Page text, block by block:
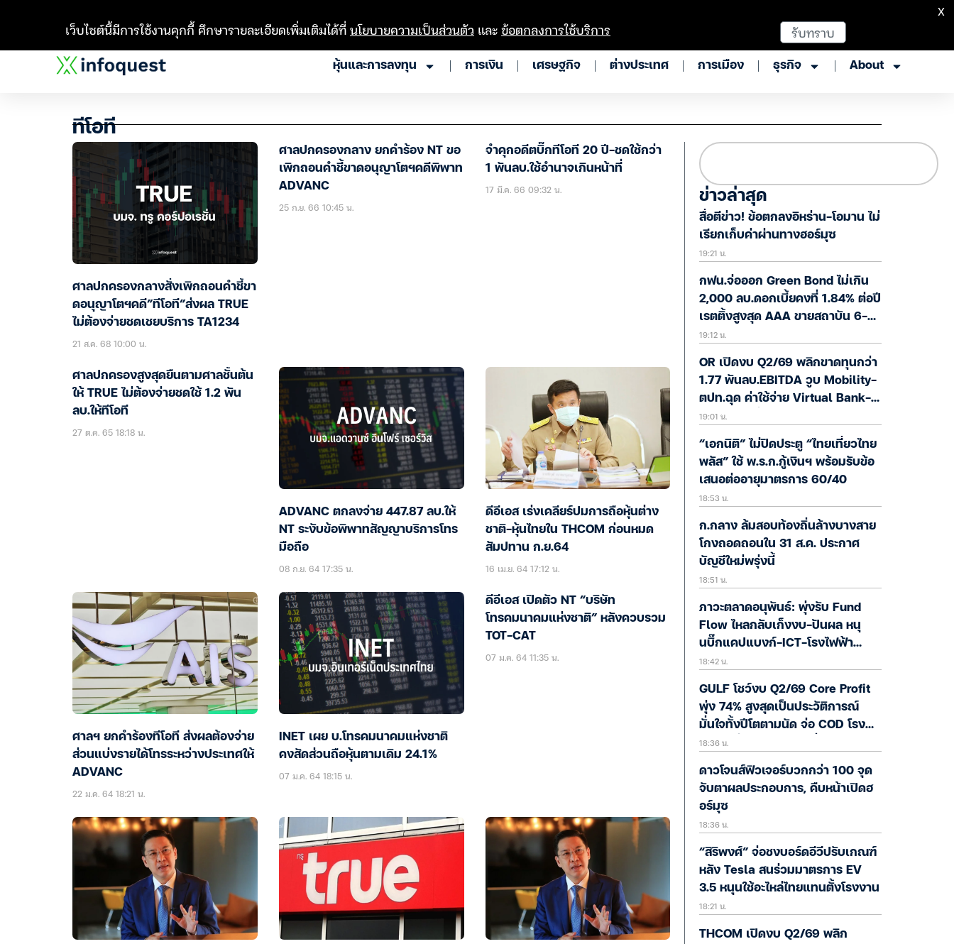
หุ้นและการลงทุน การเงิน เศรษฐกิจ ต่างประเทศ การเมือง ธุรกิจ About
ทีโอที
ศาลปกครองกลางสั่งเพิกถอนคำชี้ขา
ดอนุญาโตฯคดี”ทีโอที”ส่งผล TRUE
ไม่ต้องจ่ายชดเชยบริการ TA1234
21 ส.ค. 68 10:00 น.
ศาลปกครองกลาง ยกคำร้อง NT ขอ
เพิกถอนคำชี้ขาดอนุญาโตฯคดีพิพาท
ADVANC
25 ก.ย. 66 10:45 น.
จำคุกอดีตบิ๊กทีโอที 20 ปี-ชดใช้กว่า
1 พันลบ.ใช้อำนาจเกินหน้าที่
17 มี.ค. 66 09:32 น.
ศาลปกครองสูงสุดยืนตามศาลชั้นต้น
ให้ TRUE ไม่ต้องจ่ายชดใช้ 1.2 พัน
ลบ.ให้ทีโอที
27 ต.ค. 65 18:18 น.
ADVANC ตกลงจ่าย 447.87 ลบ.ให้
NT ระงับข้อพิพาทสัญญาบริการโทร
มือถือ
08 ก.ย. 64 17:35 น.
ดีอีเอส เร่งเคลียร์ปมการถือหุ้นต่าง
ชาติ-หุ้นไทยใน THCOM ก่อนหมด
สัมปทาน ก.ย.64
16 เม.ย. 64 17:12 น.
ศาลฯ ยกคำร้องทีโอที ส่งผลต้องจ่าย
ส่วนแบ่งรายได้โทรระหว่างประเทศให้
ADVANC
22 ม.ค. 64 18:21 น.
INET เผย บ.โทรคมนาคมแห่งชาติ
คงสัดส่วนถือหุ้นตามเดิม 24.1%
07 ม.ค. 64 18:15 น.
ดีอีเอส เปิดตัว NT “บริษัท
โทรคมนาคมแห่งชาติ” หลังควบรวม
TOT-CAT
07 ม.ค. 64 11:35 น.
ข่าวล่าสุด
สื่อตีข่าว! ข้อตกลงอิหร่าน-โอมาน ไม่
เรียกเก็บค่าผ่านทางฮอร์มุซ
19:21 น.
กฟน.จ่อออก Green Bond ไม่เกิน
2,000 ลบ.ดอกเบี้ยคงที่ 1.84% ต่อปี
เรตติ้งสูงสุด AAA ขายสถาบัน 6-10
ส.ค.
19:12 น.
OR เปิดงบ Q2/69 พลิกขาดทุนกว่า
1.77 พันลบ.EBITDA วูบ Mobility-
ตปท.ฉุด ค่าใช้จ่าย Virtual Bank-
การตลาดเพิ่ม ยัน Lifestyle ยังโต
19:01 น.
“เอกนิติ” ไม่ปิดประตู “ไทยเที่ยวไทย
พลัส” ใช้ พ.ร.ก.กู้เงินฯ พร้อมรับข้อ
เสนอต่ออายุมาตรการ 60/40
18:53 น.
ก.กลาง ล้มสอบท้องถิ่นล้างบางสาย
โกงถอดถอนใน 31 ส.ค. ประกาศ
บัญชีใหม่พรุ่งนี้
18:51 น.
ภาวะตลาดอนุพันธ์: พุ่งรับ Fund
Flow ไหลกลับเก็งงบ-ปันผล หนุ
นบิ๊กแคปแบงก์-ICT-โรงไฟฟ้า
คึกคัก ปัจจัยนอกผ่อนคลาย
18:42 น.
GULF โชว์งบ Q2/69 Core Profit
พุ่ง 74% สูงสุดเป็นประวัติการณ์
มั่นใจทั้งปีโตตามนัด จ่อ COD โรง
ไฟฟ้าเพิ่ม 700 MW ครึ่งหลัง ปัก
18:36 น.
ดาวโจนส์ฟิวเจอร์บวกกว่า 100 จุด
จับตาผลประกอบการ, คืบหน้าเปิดฮ
อร์มุซ
18:36 น.
“สิริพงศ์” จ่อชงบอร์ดอีวีปรับเกณฑ์
หลัง Tesla สนร่วมมาตรการ EV
3.5 หนุนใช้อะไหล่ไทยแทนตั้งโรงงาน
18:21 น.
THCOM เปิดงบ Q2/69 พลิก
เว็บไซต์นี้มีการใช้งานคุกกี้ ศึกษารายละเอียดเพิ่มเติมได้ที่นโยบายความเป็นส่วนตัว และข้อตกลงการใช้บริการ รับทราบ
X